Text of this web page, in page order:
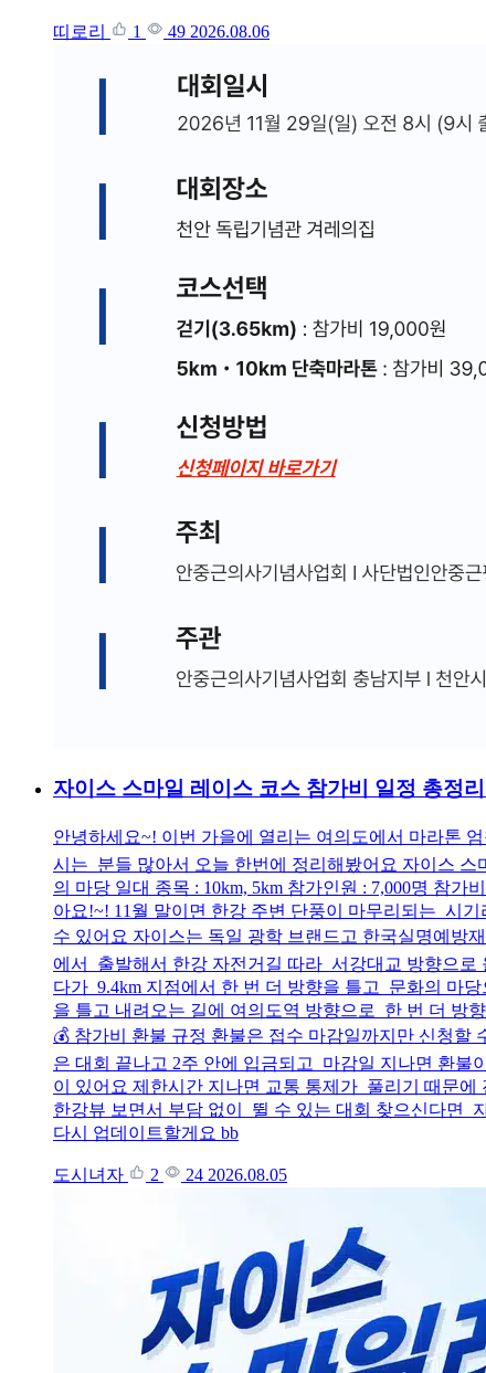
띠로리 1 49 2026.08.06
자이스 스마일 레이스 코스 참가비 일정 총정
안녕하세요~! 이번 가을에 열리는 여의도에서 마라톤
시는 분들 많아서 오늘 한번에 정리해봤어요 자이스 스
의 마당 일대 종목 : 10km, 5km 참가인원 : 7,000명 참
아요!~! 11월 말이면 한강 주변 단풍이 마무리되는 시
수 있어요 자이스는 독일 광학 브랜드고 한국실명예
에서 출발해서 한강 자전거길 따라 서강대교 방향으로
다가 9.4km 지점에서 한 번 더 방향을 틀고 문화의 마
을 틀고 내려오는 길에 여의도역 방향으로 한 번 더 방
💰 참가비 환불 규정 환불은 접수 마감일까지만 신청
은 대회 끝나고 2주 안에 입금되고 마감일 지나면 환불
이 있어요 제한시간 지나면 교통 통제가 풀리기 때문
한강뷰 보면서 부담 없이 뛸 수 있는 대회 찾으신다면
다시 업데이트할게요 bb
도시녀자 2 24 2026.08.05